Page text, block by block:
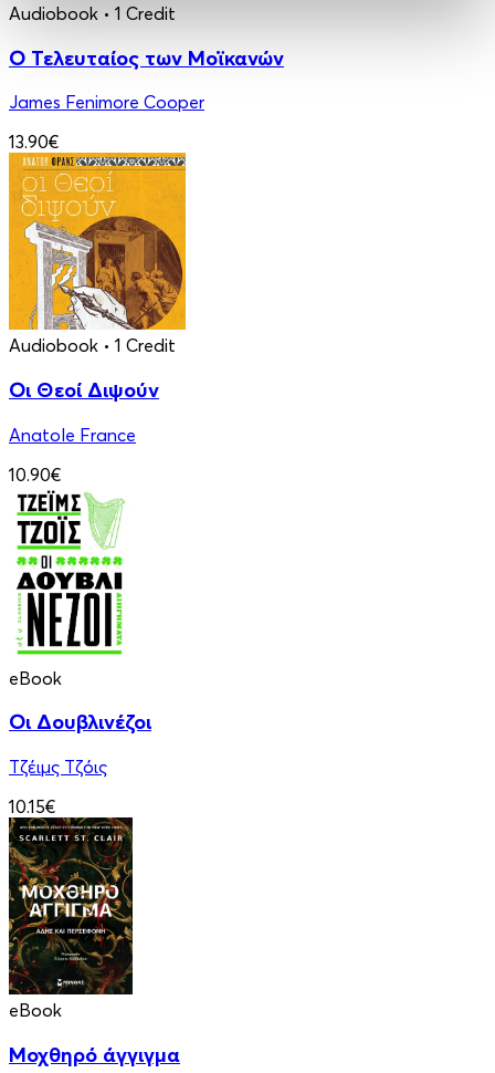
Audiobook • 1 Credit
Ο Τελευταίος των Μοϊκανών
James Fenimore Cooper
13.90€
Audiobook • 1 Credit
Οι Θεοί Διψούν
Anatole France
10.90€
eBook
Οι Δουβλινέζοι
Τζέιμς Τζόις
10.15€
eBook
Μοχθηρό άγγιγμα